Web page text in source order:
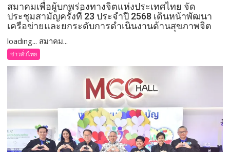
สมาคมเพื่อผู้บกพร่องทางจิตแห่งประเทศไทย จัด
ประชุมสามัญครั้งที่ 23 ประจำปี 2568 เดินหน้าพัฒนา
เครือข่ายและยกระดับการดำเนินงานด้านสุขภาพจิต
loading... สมาคม...
ข่าวทั่วไทย